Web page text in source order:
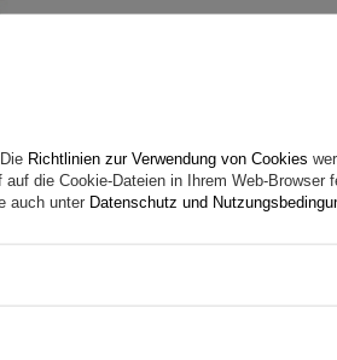
Richtlinien zur Verwendung von Cookies
die Cookie-Dateien in Ihrem Web-Browser
auch unter Datenschutz und